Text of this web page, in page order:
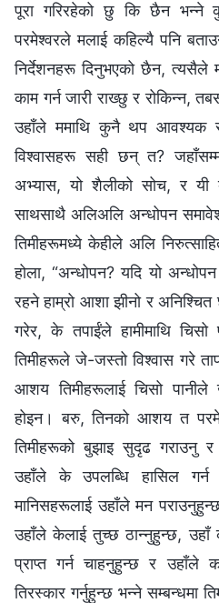
पूरा गरिरहेको छु कि छैन भन्ने
परमेश्‍वरले मलाई कहिल्यै पनि
निर्देशनहरू दिनुभएको छैन, त्यसैले
काम गर्न जारी राख्छु र रोकिन्न,
उहाँले ममाथि कुनै थप आवश्यक
विश्‍वासहरू सही छन् त?
अभ्यास, यो शैलीको सोच, र यी
साथसाथै अलिअलि अन्धोपन
तिमीहरूमध्ये केहीले अलि
होला, “अन्धोपन? यदि यो
रहने हाम्रो आशा झीनो र
गरेर, के तपाईंले हामीमाथि
तिमीहरूले जे-जस्तो विश्‍वास गरे
आशय तिमीहरूलाई चिसो
होइन। बरु, तिनको आशय त
तिमीहरूको बुझाइ सुदृढ गराउनु
उहाँले के उपलब्धि हासिल गर्न
मानिसहरूलाई उहाँले मन
उहाँले केलाई तुच्छ ठान्‍नुहुन्छ, उहाँ
प्राप्त गर्न चाहनुहुन्छ र उहाँले
तिरस्कार गर्नुहुन्छ भन्ने सम्बन्धमा